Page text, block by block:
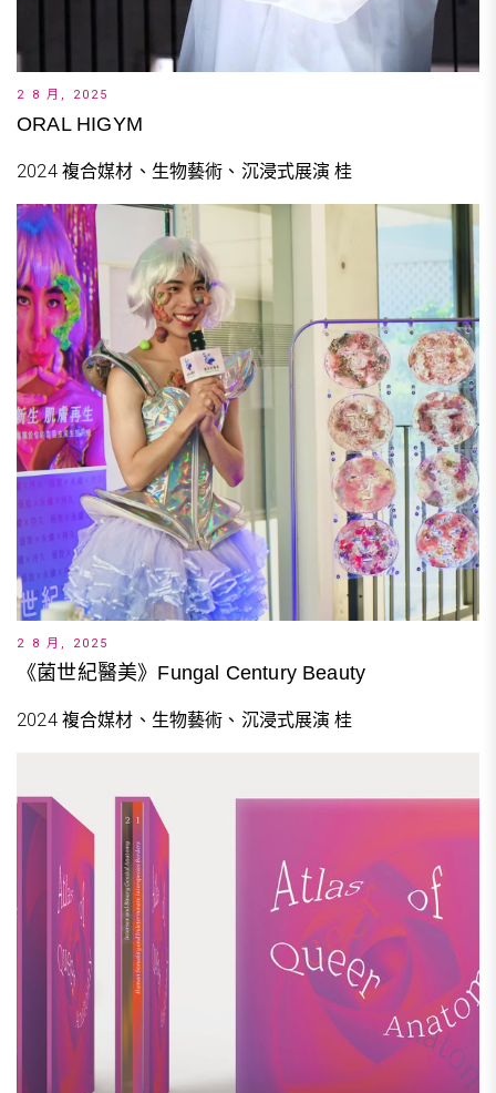
2 8 月, 2025
ORAL HIGYM
2024 複合媒材、生物藝術、沉浸式展演 桂
2 8 月, 2025
《菌世紀醫美》Fungal Century Beauty
2024 複合媒材、生物藝術、沉浸式展演 桂